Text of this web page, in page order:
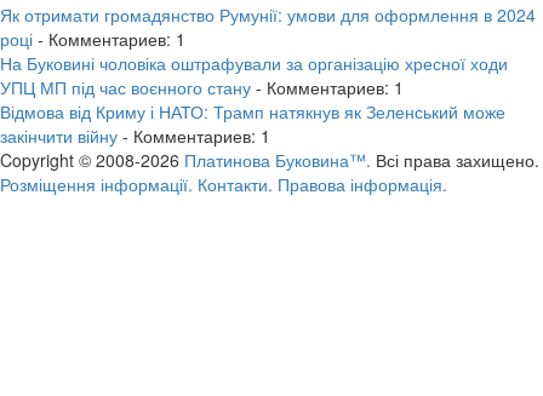
Як отримати громадянство Румунії: умови для оформлення в 2024
році - Комментариев: 1
На Буковині чоловіка оштрафували за організацію хресної ходи
УПЦ МП під час воєнного стану - Комментариев: 1
Відмова від Криму і НАТО: Трамп натякнув як Зеленський може
закінчити війну - Комментариев: 1
Copyright © 2008-2026 Платинова Буковина™. Всі права захищено.
Розміщення інформації. Контакти. Правова інформація.